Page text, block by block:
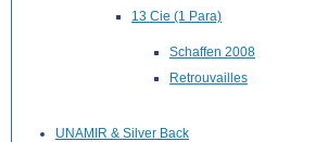
13 Cie (1 Para)
Schaffen 2008
Retrouvailles
UNAMIR & Silver Back